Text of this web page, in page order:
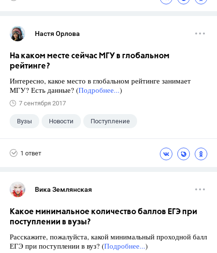
Настя Орлова
На каком месте сейчас МГУ в глобальном
рейтинге?
Интересно, какое место в глобальном рейтинге занимает
МГУ? Есть данные? (Подробнее...)
7 сентября 2017
Вузы Новости Поступление
1 ответ
Вика Землянская
Какое минимальное количество баллов ЕГЭ при
поступлении в вузы?
Расскажите, пожалуйста, какой минимальный проходной балл
ЕГЭ при поступлении в вуз? (Подробнее...)